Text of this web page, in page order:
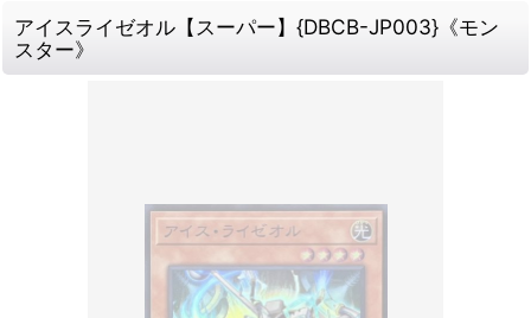
アイスライゼオル【スーパー】{DBCB-JP003}《モン
スター》